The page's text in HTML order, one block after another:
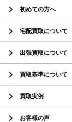
初めての方へ
宅配買取について
出張買取について
買取基準について
買取実例
お客様の声